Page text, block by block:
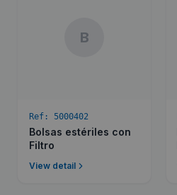
B
Ref: 5000402
Bolsas estériles con
Filtro
View detail